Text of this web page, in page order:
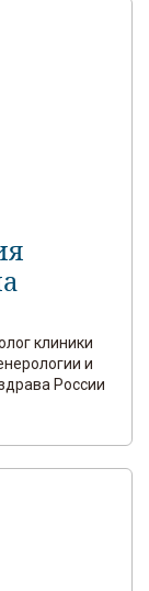
клиники
и
России